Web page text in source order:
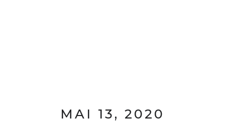
MAI 13, 2020